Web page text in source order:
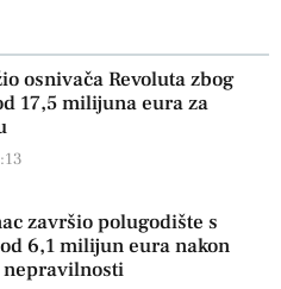
osnivača Revoluta zbog
17,5 milijuna eura za
završio polugodište s
6,1 milijun eura nakon